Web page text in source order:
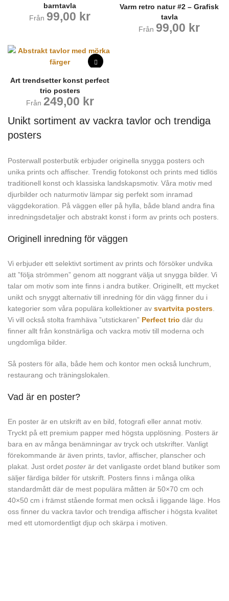
barntavla
Från 99,00 kr
Varm retro natur #2 – Grafisk
tavla
Från 99,00 kr
Art trendsetter konst perfect
trio posters
Från 249,00 kr
Unikt sortiment av vackra tavlor och trendiga
posters
Posterwall posterbutik erbjuder originella snygga posters och
unika prints och affischer. Trendig fotokonst och prints med tidlös
traditionell konst och klassiska landskapsmotiv. Våra motiv med
djurbilder och naturmotiv lämpar sig perfekt som inramad
väggdekoration. På väggen eller på hylla, både bland andra fina
inredningsdetaljer och abstrakt konst i form av prints och posters.
Originell inredning för väggen
Vi erbjuder ett selektivt sortiment av prints och försöker undvika
att ”följa strömmen” genom att noggrant välja ut snygga bilder. Vi
talar om motiv som inte finns i andra butiker. Originellt, ett mycket
unikt och snyggt alternativ till inredning för din vägg finner du i
kategorier som våra populära kollektioner av svartvita posters
Vi vill också stolta framhäva ”utstickaren” Perfect trio där du
finner allt från konstnärliga och vackra motiv till moderna och
ungdomliga bilder.
Så posters för alla, både hem och kontor men också lunchrum,
restaurang och träningslokalen.
Vad är en poster?
En poster är en utskrift av en bild, fotografi eller annat motiv.
Tryckt på ett premium papper med högsta upplösning. Posters är
bara en av många benämningar av tryck och utskrifter. Vanligt
förekommande är även prints, tavlor, affischer, planscher och
plakat. Just ordet poster är det vanligaste ordet bland butiker som
säljer färdiga bilder för utskrift. Posters finns i många olika
standardmått där de mest populära måtten är 50×70 cm och
40×50 cm i främst stående format men också i liggande läge. Hos
oss finner du vackra tavlor och trendiga affischer i högsta kvalitet
med ett utomordentligt djup och skärpa i motiven.